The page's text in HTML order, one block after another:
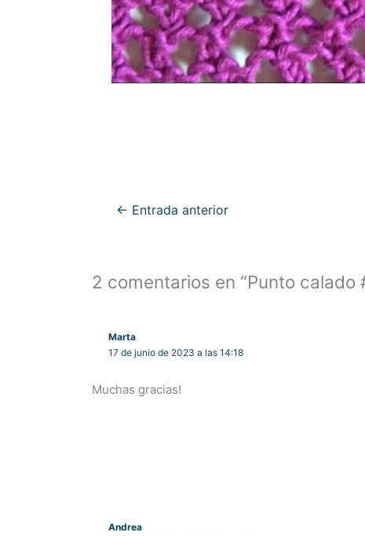
← Entrada anterior
2 comentarios en “Punto calado
Marta
17 de junio de 2023 a las 14:18
Muchas gracias!
Andrea